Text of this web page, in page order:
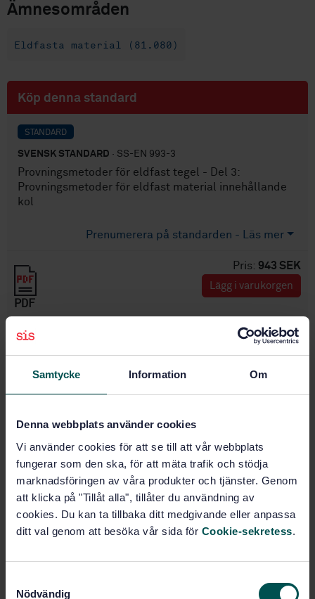
Samtycke Information Om
Denna webbplats använder cookies
Vi använder cookies för att se till att vår webbplats
fungerar som den ska, för att mäta trafik och stödja
marknadsföringen av våra produkter och tjänster. Genom
att klicka på "Tillåt alla", tillåter du användning av
cookies. Du kan ta tillbaka ditt medgivande eller anpassa
ditt val genom att besöka vår sida för Cookie-sekretess.
Nödvändig
Ämnesområden
Eldfasta material (81.080)
Köp denna standard
STANDARD
SVENSK STANDARD · SS-EN 993-3
Provningsmetoder för eldfast tegel - Del 3:
Provningsmetoder för eldfast material innehållande
kol
Prenumerera på standarden - Läs mer
Pris: 943 SEK
PDF
Lägg i varukorgen
Fler alternativ
Produktinformation
Framtagen av:
standarder
Internationell titel:Methods of test for
dense shaped refractory products - Part
3: Test methods for carbon-containing
refractories
Artikelnummer:STD-21553
Antal sidor: